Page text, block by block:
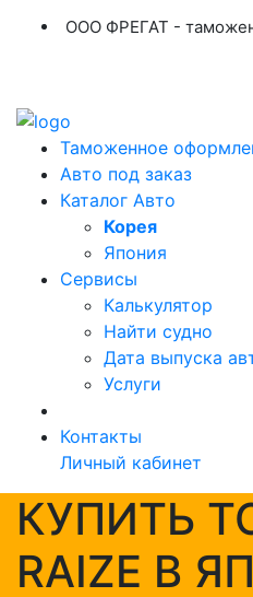
ООО ФРЕГАТ -
Таможенное
Авто под заказ
Каталог Авто
Корея
Япония
Сервисы
Калькулятор
Найти судно
Дата выпуска
Услуги
Контакты
Личный кабинет
КУПИТЬ
RAIZE В